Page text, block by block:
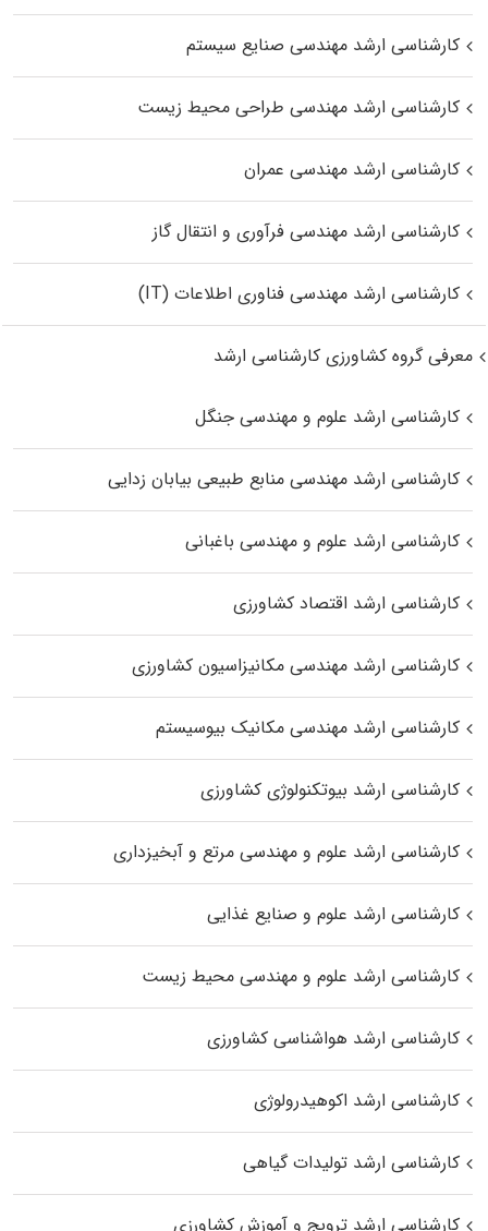
کارشناسی ارشد مهندسی صنایع سیستم
کارشناسی ارشد مهندسی طراحی محیط زیست
کارشناسی ارشد مهندسی عمران
کارشناسی ارشد مهندسی فرآوری و انتقال گاز
کارشناسی ارشد مهندسی فناوری اطلاعات (IT)
معرفی گروه کشاورزی کارشناسی ارشد
کارشناسی ارشد علوم و مهندسی جنگل
کارشناسی ارشد مهندسی منابع طبیعی بیابان زدایی
کارشناسی ارشد علوم و مهندسی باغبانی
کارشناسی ارشد اقتصاد کشاورزی
کارشناسی ارشد مهندسی مکانیزاسیون کشاورزی
کارشناسی ارشد مهندسی مکانیک بیوسیستم
کارشناسی ارشد بیوتکنولوژی کشاورزی
کارشناسی ارشد علوم و مهندسی مرتع و آبخیزداری
کارشناسی ارشد علوم و صنایع غذایی
کارشناسی ارشد علوم و مهندسی محیط زیست
کارشناسی ارشد هواشناسی کشاورزی
کارشناسی ارشد اکوهیدرولوژی
کارشناسی ارشد تولیدات گیاهی
کارشناسی ارشد ترویج و آموزش کشاورزی